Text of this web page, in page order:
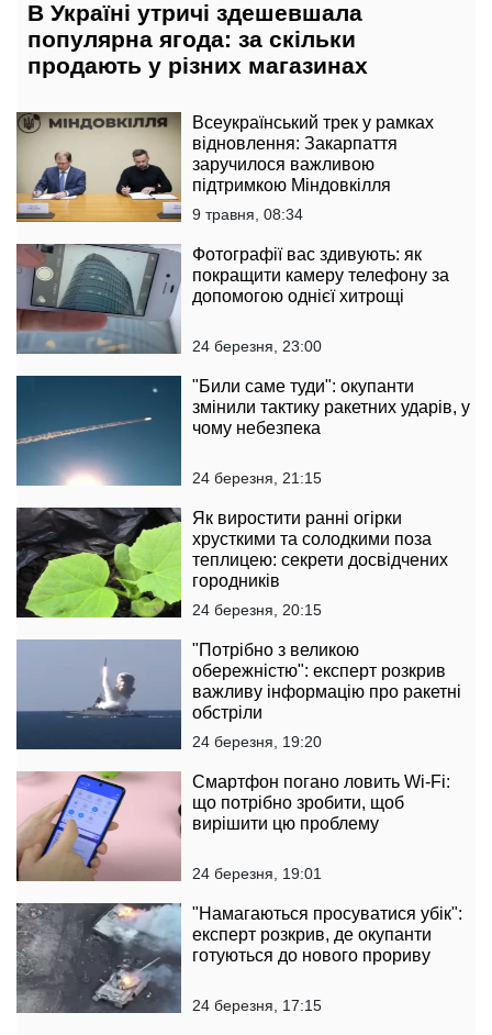
В Україні утричі здешевшала
популярна ягода: за скільки
продають у різних магазинах
Всеукраїнський трек у рамках
відновлення: Закарпаття
заручилося важливою
підтримкою Міндовкілля
9 травня, 08:34
Фотографії вас здивують: як
покращити камеру телефону за
допомогою однієї хитрощі
24 березня, 23:00
"Били саме туди": окупанти
змінили тактику ракетних ударів, у
чому небезпека
24 березня, 21:15
Як виростити ранні огірки
хрусткими та солодкими поза
теплицею: секрети досвідчених
городників
24 березня, 20:15
"Потрібно з великою
обережністю": експерт розкрив
важливу інформацію про ракетні
обстріли
24 березня, 19:20
Смартфон погано ловить Wi-Fi:
що потрібно зробити, щоб
вирішити цю проблему
24 березня, 19:01
"Намагаються просуватися убік":
експерт розкрив, де окупанти
готуються до нового прориву
24 березня, 17:15